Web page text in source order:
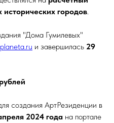
городов.
"Дома Гумилевых"
planeta.ru и завершилась 29
создания АртРезиденции в
2024 года на портале